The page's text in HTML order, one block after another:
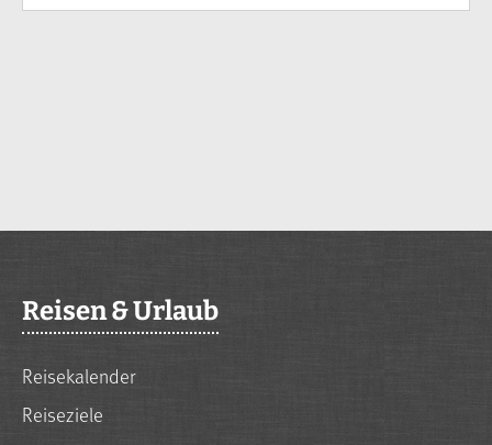
Reisen & Urlaub
Reisekalender
Reiseziele